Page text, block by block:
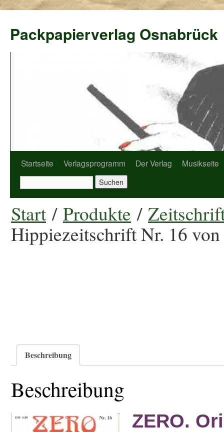
Packpapierverlag Osnabrück
Startseite Verlagsprogramm Der Verlag Musikseite
Start/ Produkte /
Hippiezeitschrift Nr. 16
Beschreibung
Beschreibung
ZERO.